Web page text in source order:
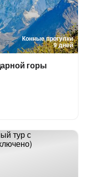
Конные прогулки
9 дней
горы